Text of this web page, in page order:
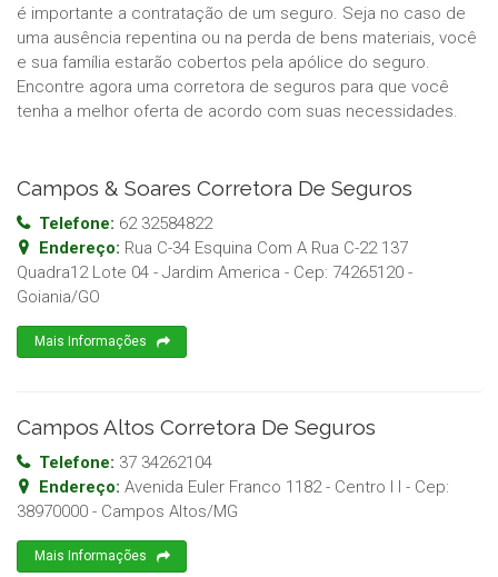
é importante a contratação de um seguro. Seja no caso de
uma ausência repentina ou na perda de bens materiais, você
e sua família estarão cobertos pela apólice do seguro.
Encontre agora uma corretora de seguros para que você
tenha a melhor oferta de acordo com suas necessidades.
Campos & Soares Corretora De Seguros
Telefone: 62 32584822
Endereço: Rua C-34 Esquina Com A Rua C-22 137
Quadra12 Lote 04 - Jardim America - Cep: 74265120 -
Goiania/GO
Mais Informações
Campos Altos Corretora De Seguros
Telefone: 37 34262104
Endereço: Avenida Euler Franco 1182 - Centro I I - Cep:
38970000 - Campos Altos/MG
Mais Informações